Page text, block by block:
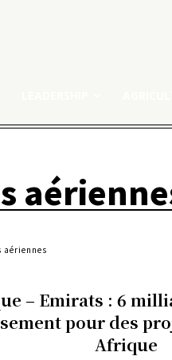
aériennes
– Emirats : 6
pour des
Afrique